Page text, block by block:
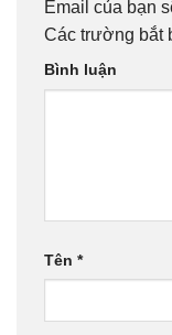
Email của bạn
Các trường bắt
Bình luận
Tên *